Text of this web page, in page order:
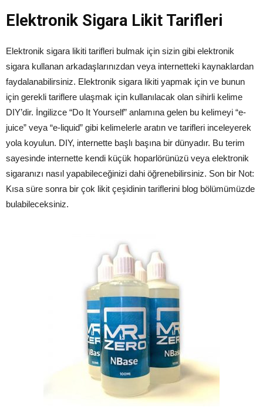
Elektronik Sigara Likit Tarifleri
Elektronik sigara likiti tarifleri bulmak için sizin gibi elektronik
sigara kullanan arkadaşlarınızdan veya internetteki kaynaklardan
faydalanabilirsiniz. Elektronik sigara likiti yapmak için ve bunun
için gerekli tariflere ulaşmak için kullanılacak olan sihirli kelime
DIY’dir. İngilizce “Do It Yourself” anlamına gelen bu kelimeyi “e-
juice” veya “e-liquid” gibi kelimelerle aratın ve tarifleri inceleyerek
yola koyulun. DIY, internette başlı başına bir dünyadır. Bu terim
sayesinde internette kendi küçük hoparlörünüzü veya elektronik
sigaranızı nasıl yapabileceğinizi dahi öğrenebilirsiniz. Son bir Not:
Kısa süre sonra bir çok likit çeşidinin tariflerini blog bölümümüzde
bulabileceksiniz.